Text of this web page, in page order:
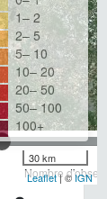
Nombre
1– 2
2– 5
5– 10
10– 20
20– 50
50– 100
100+
30 km
Leaflet| ©IGN